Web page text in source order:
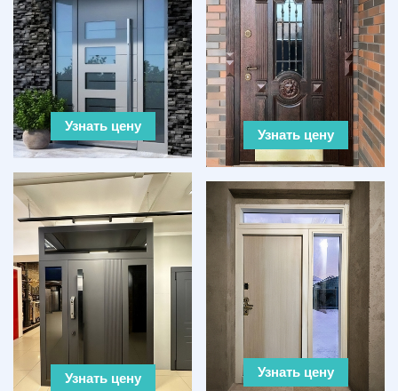
Узнать цену
Узнать цену
Узнать цену
Узнать цену